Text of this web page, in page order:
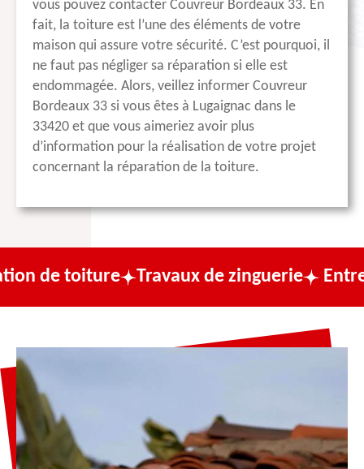
vous pouvez contacter Couvreur Bordeaux 33. En
fait, la toiture est l’une des éléments de votre
maison qui assure votre sécurité. C’est pourquoi, il
ne faut pas négliger sa réparation si elle est
endommagée. Alors, veillez informer Couvreur
Bordeaux 33 si vous êtes à Lugaignac dans le
33420 et que vous aimeriez avoir plus
d’information pour la réalisation de votre projet
concernant la réparation de la toiture.
Travaux de zinguerie Entreprise de